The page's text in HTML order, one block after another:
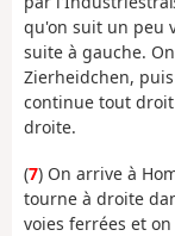
qu'on suit un peu
suite à gauche.
Zierheidchen,
continue tout
droite.
(7) On arrive à
tourne à droite
voies ferrées et